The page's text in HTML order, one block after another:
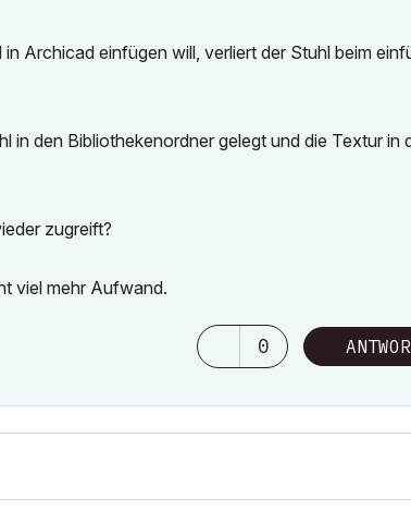
Archicad einfügen will, verliert der Stuhl beim
in den Bibliothekenordner gelegt und die Textur in
zugreift?
viel mehr Aufwand.
0